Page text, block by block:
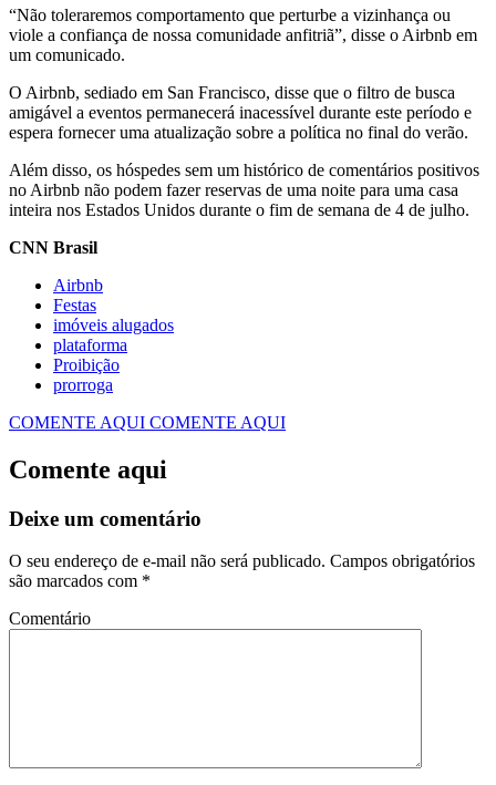
“Não toleraremos comportamento que perturbe a vizinhança ou
viole a confiança de nossa comunidade anfitriã”, disse o Airbnb em
um comunicado.
O Airbnb, sediado em San Francisco, disse que o filtro de busca
amigável a eventos permanecerá inacessível durante este período e
espera fornecer uma atualização sobre a política no final do verão.
Além disso, os hóspedes sem um histórico de comentários positivos
no Airbnb não podem fazer reservas de uma noite para uma casa
inteira nos Estados Unidos durante o fim de semana de 4 de julho.
CNN Brasil
Airbnb
Festas
imóveis alugados
plataforma
Proibição
prorroga
COMENTE AQUI COMENTE AQUI
Comente aqui
Deixe um comentário
O seu endereço de e-mail não será publicado. Campos obrigatórios
são marcados com *
Comentário